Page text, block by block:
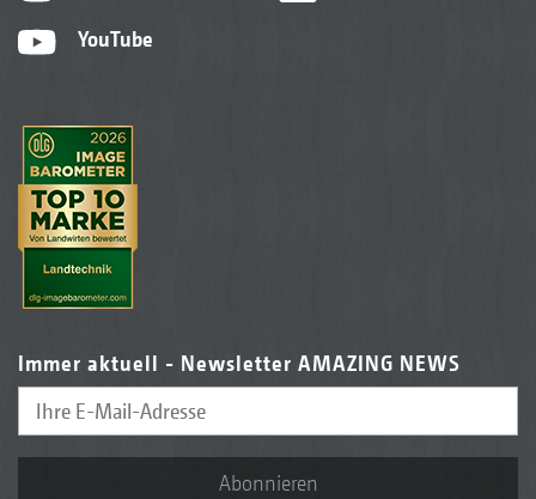
YouTube
Immer aktuell - Newsletter AMAZING NEWS
Abonnieren